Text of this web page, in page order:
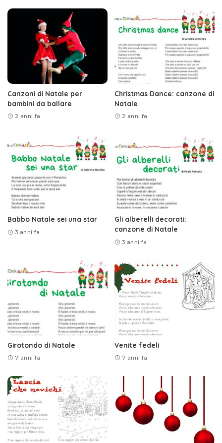
Canzoni di Natale per
bambini da ballare
2 anni fa
Christmas Dance: canzone di
Natale
2 anni fa
Babbo Natale sei una star
3 anni fa
Gli alberelli decorati:
canzone di Natale
3 anni fa
Girotondo di Natale
7 anni fa
Venite fedeli
7 anni fa